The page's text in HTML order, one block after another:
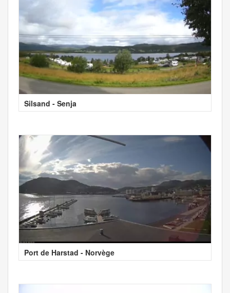
Silsand - Senja
Port de Harstad - Norvège